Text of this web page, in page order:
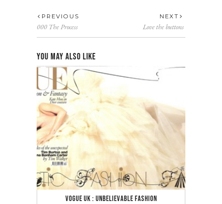
PREVIOUS
000 The Process
NEXT
Love the buttons
YOU MAY ALSO LIKE
VOGUE UK : UNBELIEVABLE FASHION